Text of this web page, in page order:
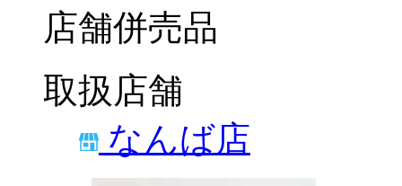
店舗併売品
取扱店舗
なんば店